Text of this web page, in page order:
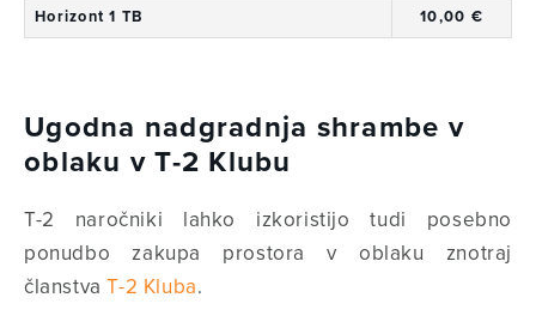
Horizont 1 TB 10,00 €
Ugodna nadgradnja shrambe v
oblaku v T-2 Klubu
T-2 naročniki lahko izkoristijo tudi posebno
ponudbo zakupa prostora v oblaku znotraj
članstvaT-2 Kluba.